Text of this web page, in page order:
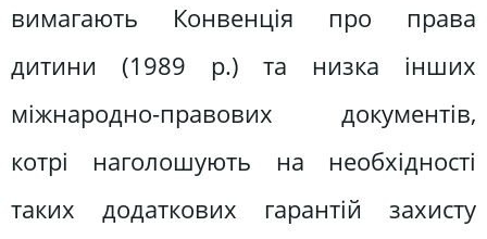
вимагають Конвенція про права
дитини (1989 р.) та низка інших
міжнародно-правових документів,
котрі наголошують на необхідності
таких додаткових гарантій захисту